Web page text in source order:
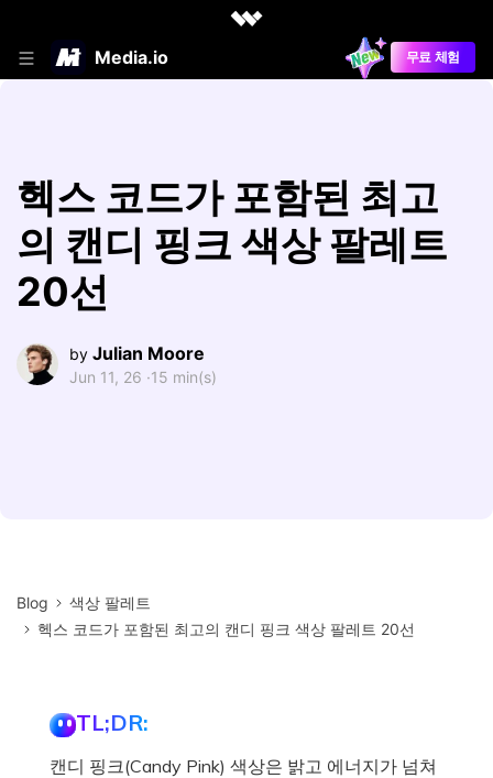
Media.io 무료 체험
헥스 코드가 포함된 최고
의 캔디 핑크 색상 팔레트
20선
by Julian Moore
Jun 11, 26 ·15 min(s)
Blog
색상 팔레트
헥스 코드가 포함된 최고의 캔디 핑크 색상 팔레트 20선
TL;DR:
캔디 핑크(Candy Pink) 색상은 밝고 에너지가 넘쳐